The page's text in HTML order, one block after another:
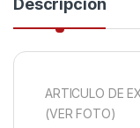
ARTICULO DE
(VER FOTO)